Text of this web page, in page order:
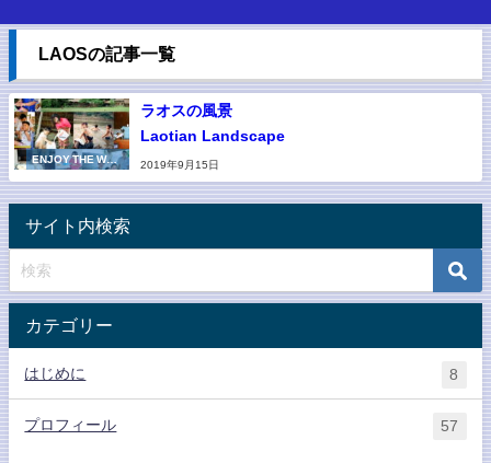
LAOSの記事一覧
ENJOY THE WOR
ラオスの風景
Laotian Landscape
2019年9月15日
サイト内検索
カテゴリー
はじめに 8
プロフィール 57